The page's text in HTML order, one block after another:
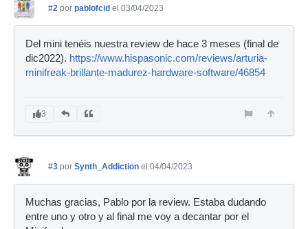
#2 por pablofcid el 03/04/2023
Del mini tenéis nuestra review de hace 3 meses (final de
dic2022). https://www.hispasonic.com/reviews/arturia-
minifreak-brillante-madurez-hardware-software/46854
3
#3 por Synth_Addiction el 04/04/2023
Muchas gracias, Pablo por la review. Estaba dudando
entre uno y otro y al final me voy a decantar por el